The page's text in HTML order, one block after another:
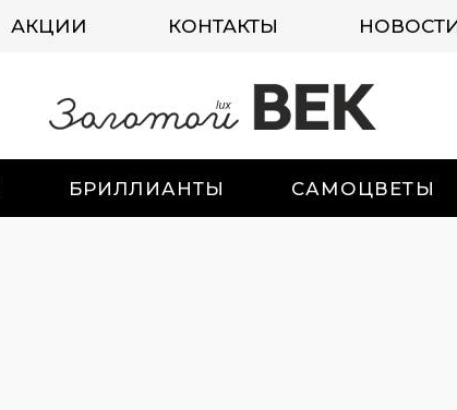
АКЦИИ КОНТАКТЫ
БРИЛЛИАНТЫ САМОЦВЕТЫ